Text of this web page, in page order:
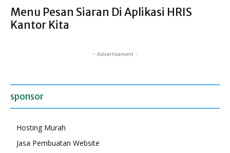
Menu Pesan Siaran Di Aplikasi HRIS
Kantor Kita
- Advertisement -
sponsor
Hosting Murah
Jasa Pembuatan Website